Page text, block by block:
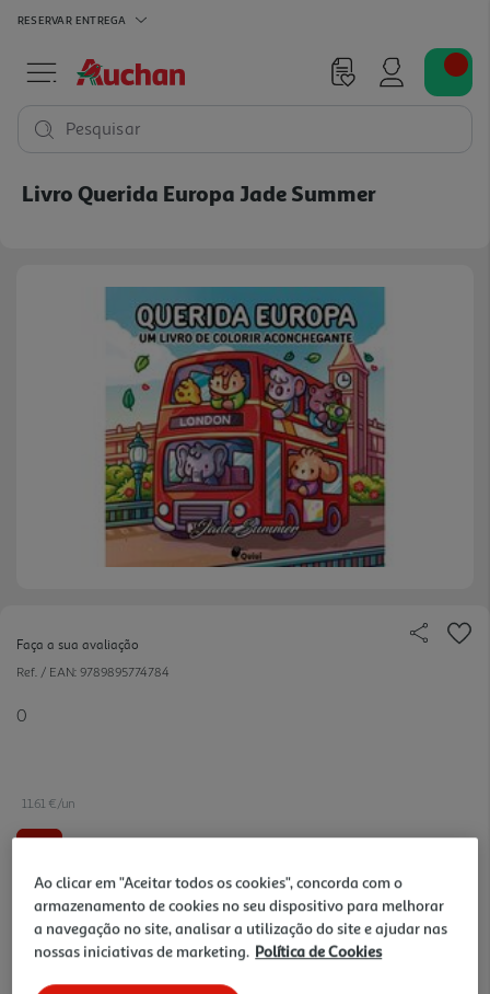
RESERVAR ENTREGA
Pesquisar
Livro Querida Europa Jade Summer
Faça a sua avaliação
Ref. / EAN: 9789895774784
0
11.61 €/un
12,90 €PVP de editor
11,61 €
Ao clicar em "Aceitar todos os cookies", concorda com o
armazenamento de cookies no seu dispositivo para melhorar
a navegação no site, analisar a utilização do site e ajudar nas
nossas iniciativas de marketing. Política de Cookies